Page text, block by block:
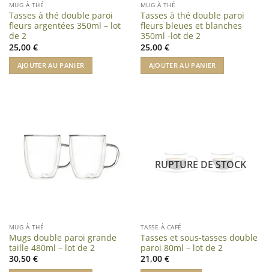
MUG À THÉ
Tasses à thé double paroi
fleurs argentées 350ml – lot
de 2
25,00 €
AJOUTER AU PANIER
MUG À THÉ
Tasses à thé double paroi
fleurs bleues et blanches
350ml -lot de 2
25,00 €
AJOUTER AU PANIER
MUG À THÉ
Mugs double paroi grande
taille 480ml – lot de 2
30,50 €
RUPTURE DE STOCK
TASSE À CAFÉ
Tasses et sous-tasses double
paroi 80ml – lot de 2
21,00 €